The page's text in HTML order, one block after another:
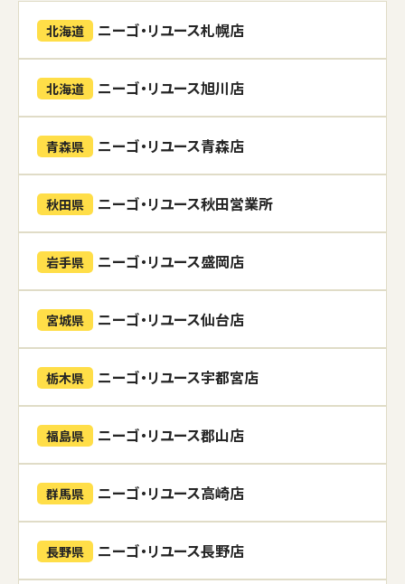
北海道 ニーゴ・リユース札幌店
北海道 ニーゴ・リユース旭川店
青森県 ニーゴ・リユース青森店
秋田県 ニーゴ・リユース秋田営業所
岩手県 ニーゴ・リユース盛岡店
宮城県 ニーゴ・リユース仙台店
栃木県 ニーゴ・リユース宇都宮店
福島県 ニーゴ・リユース郡山店
群馬県 ニーゴ・リユース高崎店
長野県 ニーゴ・リユース長野店